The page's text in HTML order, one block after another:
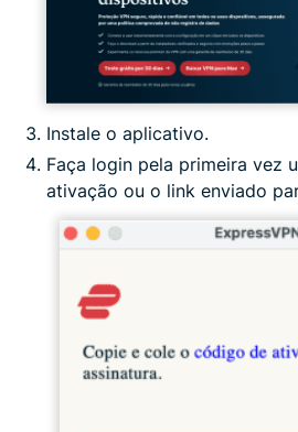
Instale o aplicativo.
Faça login pela primeira vez
ativação ou o link enviado